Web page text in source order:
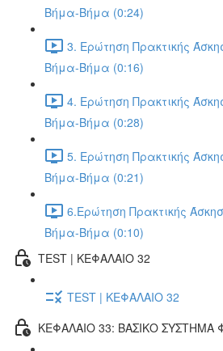
Βήμα-Βήμα (0:24)
3. Ερώτηση Πρακτικής
Βήμα-Βήμα (0:16)
4. Ερώτηση Πρακτικής
Βήμα-Βήμα (0:28)
5. Ερώτηση Πρακτικής
Βήμα-Βήμα (0:21)
6.Ερώτηση Πρακτικής
Βήμα-Βήμα (0:10)
TEST | ΚΕΦΑΛΑΙΟ 32
TEST | ΚΕΦΑΛΑΙΟ 32
ΚΕΦΑΛΑΙΟ 33: ΒΑΣΙΚΟ ΣΥΣΤΗΜΑ